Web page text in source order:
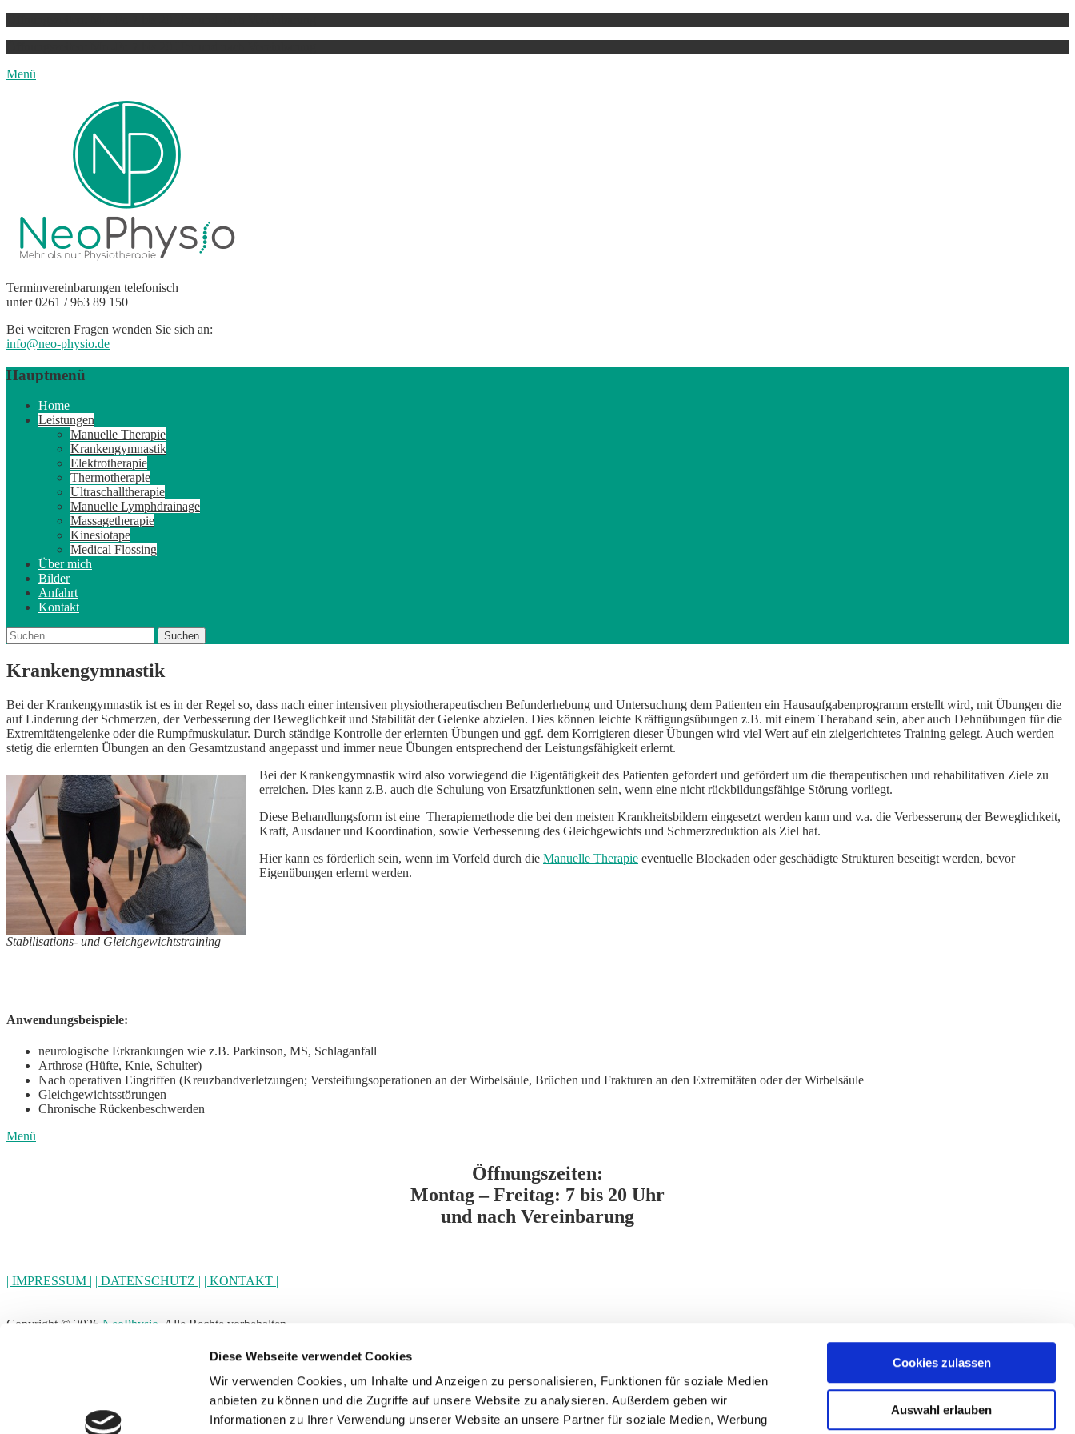
Diese Webseite verwendet Cookies
Wir verwenden Cookies, um Inhalte und Anzeigen zu personalisieren, Funktionen für soziale Medien
anbieten zu können und die Zugriffe auf unsere Website zu analysieren. Außerdem geben wir
Informationen zu Ihrer Verwendung unserer Website an unsere Partner für soziale Medien, Werbung
Cookies zulassen
Auswahl erlauben
E-
Telefon
E-
Telefon
Menü
Mehr als nur Physiotherapie
Terminvereinbarungen telefonisch
unter 0261 / 963 89 150
Bei weiteren Fragen wenden Sie sich an:
info@neo-physio.de
Hauptmenü
Weiter
zum
Home
Leistungen
Manuelle Therapie
Krankengymnastik
Elektrotherapie
Thermotherapie
Ultraschalltherapie
Manuelle Lymphdrainage
Massagetherapie
Kinesiotape
Medical Flossing
Über mich
Bilder
Anfahrt
Kontakt
Suche
Suche
nach:
Krankengymnastik
Bei der Krankengymnastik ist es in der Regel so, dass nach einer intensiven physiotherapeutischen Befunderhebung und Untersuchung dem Patienten ein Hausaufgabenprogramm erstellt wird, mit Übungen die
auf Linderung der Schmerzen, der Verbesserung der Beweglichkeit und Stabilität der Gelenke abzielen. Dies können leichte Kräftigungsübungen z.B. mit einem Theraband sein, aber auch Dehnübungen für die
Extremitätengelenke oder die Rumpfmuskulatur. Durch ständige Kontrolle der erlernten Übungen und ggf. dem Korrigieren dieser Übungen wird viel Wert auf ein zielgerichtetes Training gelegt. Auch werden
stetig die erlernten Übungen an den Gesamtzustand angepasst und immer neue Übungen entsprechend der Leistungsfähigkeit erlernt.
Stabilisations- und Gleichgewichtstraining
Bei der Krankengymnastik wird also vorwiegend die Eigentätigkeit des Patienten gefordert und gefördert um die therapeutischen und rehabilitativen Ziele zu
erreichen. Dies kann z.B. auch die Schulung von Ersatzfunktionen sein, wenn eine nicht rückbildungsfähige Störung vorliegt.
Diese Behandlungsform ist eine Therapiemethode die bei den meisten Krankheitsbildern eingesetzt werden kann und v.a. die Verbesserung der Beweglichkeit,
Kraft, Ausdauer und Koordination, sowie Verbesserung des Gleichgewichts und Schmerzreduktion als Ziel hat.
Hier kann es förderlich sein, wenn im Vorfeld durch die Manuelle Therapie eventuelle Blockaden oder geschädigte Strukturen beseitigt werden, bevor
Eigenübungen erlernt werden.
Anwendungsbeispiele:
neurologische Erkrankungen wie z.B. Parkinson, MS, Schlaganfall
Arthrose (Hüfte, Knie, Schulter)
Nach operativen Eingriffen (Kreuzbandverletzungen; Versteifungsoperationen an der Wirbelsäule, Brüchen und Frakturen an den Extremitäten oder der Wirbelsäule
Gleichgewichtsstörungen
Chronische Rückenbeschwerden
Menü
Öffnungszeiten:
Montag – Freitag: 7 bis 20 Uhr
und nach Vereinbarung
| IMPRESSUM | | DATENSCHUTZ | | KONTAKT |
Copyright © 2026 NeoPhysio . Alle Rechte vorbehalten
Elektrotherapie
Thermotherapie